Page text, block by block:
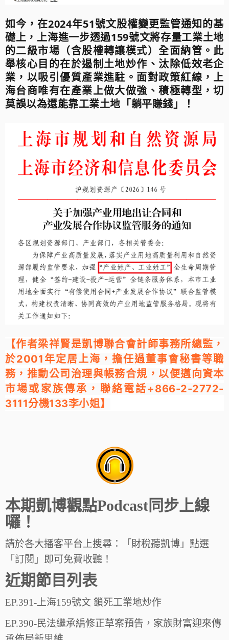
如今，在2024年51號文股權變更監管通知的基
礎上，上海進一步透過159號文將存量工業土地
的二級市場（含股權轉讓模式）全面納管。此
舉核心目的在於遏制土地炒作、汰除低效老企
業，以吸引優質產業進駐。面對政策紅線，上
海台商唯有在產業上做大做強、積極轉型，切
莫誤以為還能靠工業土地「躺平賺錢」！
【作者梁祥賢是凱博聯合會計師事務所總監，
於2001年定居上海，擔任過董事會秘書等職
務，推動公司治理與帳務合規，以便邁向資本
市場或家族傳承 ，聯絡電話+866-2-2772-
3111分機133李小姐】
本期凱博觀點Podcast同步上線
囉！
請於各大播客平台上搜尋：「財稅聽凱博」點選
「訂閱」即可免費收聽！
近期節目列表
EP.391-上海159號文 鎖死工業地炒作
EP.390-民法繼承編修正草案預告，家族財富迎來傳